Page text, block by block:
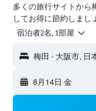
多くの旅行サイトから
してお得に節約しまし
宿泊者2名, 1​部屋
梅田 - 大阪市, 日
8月14日 金